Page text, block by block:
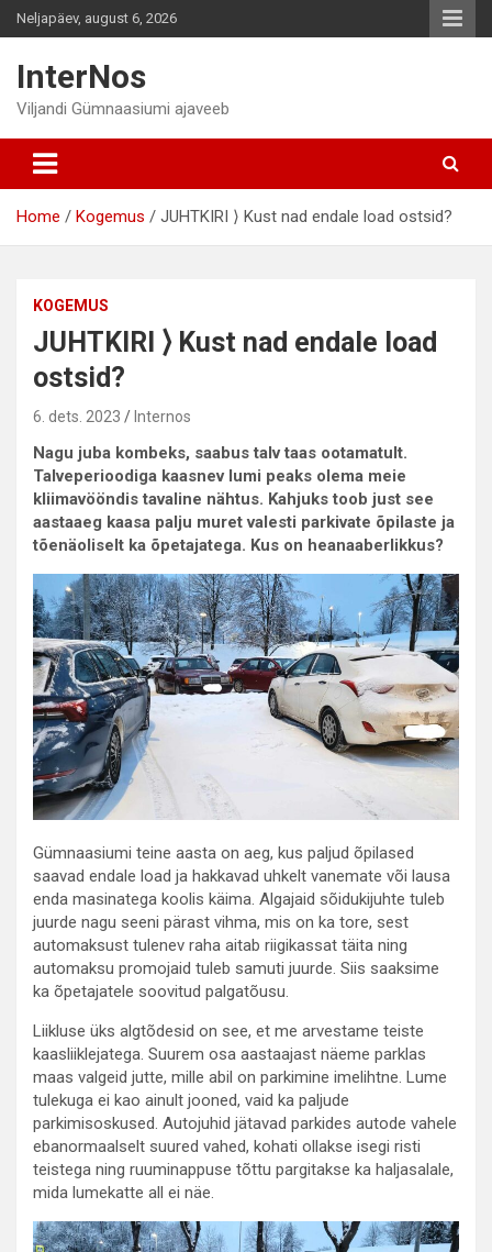
Skip
to
Neljapäev, august 6, 2026
InterNos
Viljandi Gümnaasiumi ajaveeb
Home Kogemus JUHTKIRI ⟩ Kust nad endale load ostsid?
KOGEMUS
JUHTKIRI ⟩ Kust nad endale load
ostsid?
6. dets. 2023 Internos
Nagu juba kombeks, saabus talv taas ootamatult.
Talveperioodiga kaasnev lumi peaks olema meie
kliimavööndis tavaline nähtus. Kahjuks toob just see
aastaaeg kaasa palju muret valesti parkivate õpilaste ja
tõenäoliselt ka õpetajatega. Kus on heanaaberlikkus?
Gümnaasiumi teine aasta on aeg, kus paljud õpilased
saavad endale load ja hakkavad uhkelt vanemate või lausa
enda masinatega koolis käima. Algajaid sõidukijuhte tuleb
juurde nagu seeni pärast vihma, mis on ka tore, sest
automaksust tulenev raha aitab riigikassat täita ning
automaksu promojaid tuleb samuti juurde. Siis saaksime
ka õpetajatele soovitud palgatõusu.
Liikluse üks algtõdesid on see, et me arvestame teiste
kaasliiklejatega. Suurem osa aastaajast näeme parklas
maas valgeid jutte, mille abil on parkimine imelihtne. Lume
tulekuga ei kao ainult jooned, vaid ka paljude
parkimisoskused. Autojuhid jätavad parkides autode vahele
ebanormaalselt suured vahed, kohati ollakse isegi risti
teistega ning ruuminappuse tõttu pargitakse ka haljasalale,
mida lumekatte all ei näe.